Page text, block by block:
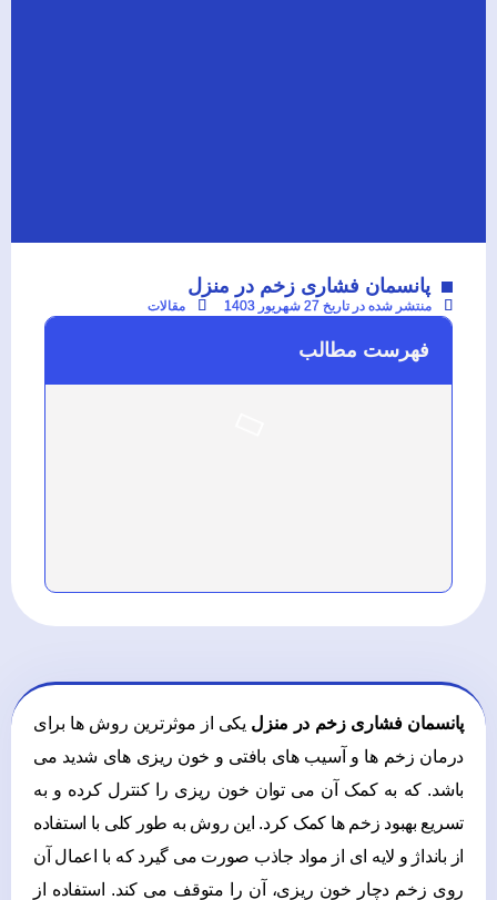
پانسمان فشاری زخم در منزل
منتشر شده در تاریخ مقالات
فهرست مطالب
پانسمان فشاری زخم در منزل یکی از موثرترین روش ها برای
درمان زخم ها و آسیب های بافتی و خون ریزی های شدید می
باشد. که به کمک آن می توان خون ریزی را کنترل کرده و به
تسریع بهبود زخم ها کمک کرد. این روش به طور کلی با استفاده
از بانداژ و لایه ای از مواد جاذب صورت می گیرد که با اعمال آن
روی زخم دچار خون ریزی، آن را متوقف می کند. استفاده از